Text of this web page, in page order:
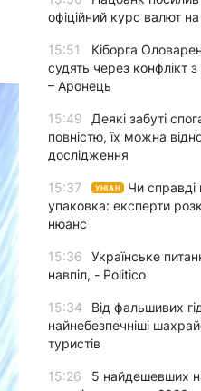
офіційний курс валют
15:51
Кіборга
судять через конфлікт
– Аронець
15:49
Деякі забуті
повністю, їх можна
дослідження
15:37 УНІАН
Чи справді
упаковка: експерти
нюанс
15:36
Українське
навпіл, - Politico
15:34
Від фальшивих
найнебезпечніші
туристів
15:26
5 найдешевших